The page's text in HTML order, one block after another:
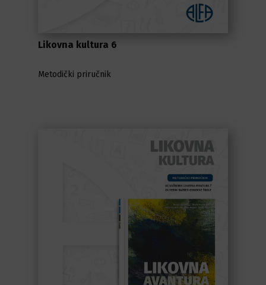
Likovna kultura 6
Metodički priručnik